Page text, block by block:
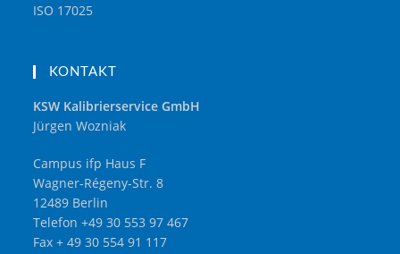
ISO 17025
KONTAKT
KSW Kalibrierservice GmbH
Jürgen Wozniak
Campus ifp Haus F
Wagner-Régeny-Str. 8
12489 Berlin
Telefon +49 30 553 97 467
Fax + 49 30 554 91 117